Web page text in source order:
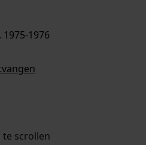
1976
te scrollen